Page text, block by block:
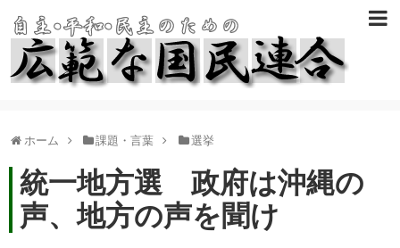
ホーム 課題・言葉 選挙
統一地方選 政府は沖縄の
声、地方の声を聞け